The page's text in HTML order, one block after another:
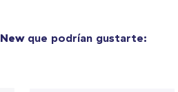
Newque podrían gustarte: